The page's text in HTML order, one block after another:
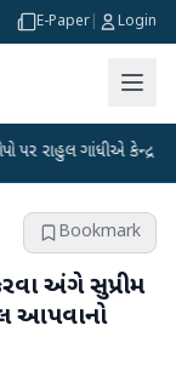
E-Paper Login
ગાંધીએ કેન્દ્ર પર પ્રહાર
Bookmark
અંગે સુપ્રીમ
આપવાનો